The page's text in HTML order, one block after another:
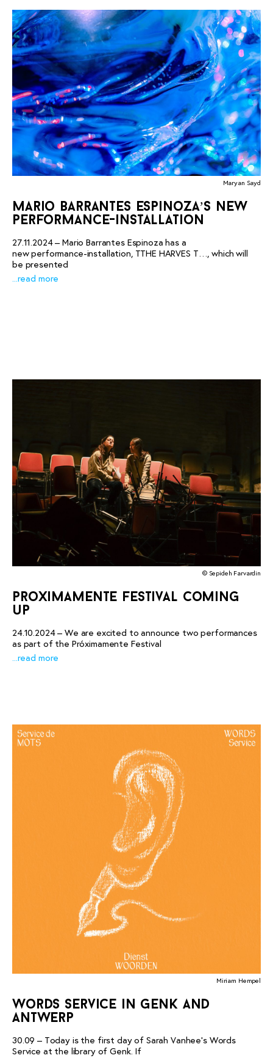
Maryan Sayd
mario barrantes espinoza’s new
performance-installation
27.11.2024 – Mario Barrantes Espinoza has a
new performance-installation, TTHE HARVES T…, which will
be presented
...read more
© Sepideh Farvardin
proximamente festival coming
up
24.10.2024 – We are excited to announce two performances
as part of the Próximamente Festival
...read more
Miriam Hempel
words service in genk and
antwerp
30.09 – Today is the first day of Sarah Vanhee’s Words
Service at the library of Genk. If